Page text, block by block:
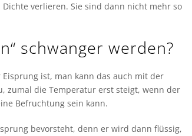
verlieren. Sie sind dann nicht mehr so
schwanger werden?
ist, man kann das auch mit der
zumal die Temperatur erst steigt, wenn der
Befruchtung sein kann.
bevorsteht, denn er wird dann flüssig,